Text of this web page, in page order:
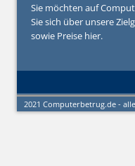
Sie möchten auf
Sie sich über unsere
sowie Preise hier.
2021 Computerbetrug.de -